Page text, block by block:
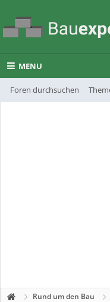
MENU
Foren durchsuchen
Rund um den Bau